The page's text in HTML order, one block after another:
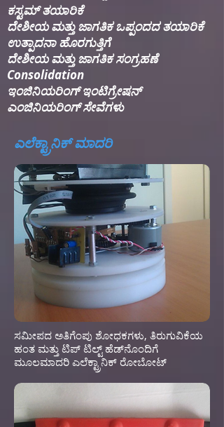
ಕಸ್ಟಮ್ ತಯಾರಿಕೆ
ದೇಶೀಯ ಮತ್ತು ಜಾಗತಿಕ ಒಪ್ಪಂದದ ತಯಾರಿಕೆ
ಉತ್ಪಾದನಾ ಹೊರಗುತ್ತಿಗೆ
ದೇಶೀಯ ಮತ್ತು ಜಾಗತಿಕ ಸಂಗ್ರಹಣೆ
Consolidation​
ಇಂಜಿನಿಯರಿಂಗ್ ಇಂಟಿಗ್ರೇಷನ್​
ಎಂಜಿನಿಯರಿಂಗ್ ಸೇವೆಗಳು
ಎಲೆಕ್ಟ್ರಾನಿಕ್ ಮಾದರಿ
ಸಮೀಪದ ಅತಿಗೆಂಪು ಶೋಧಕಗಳು, ತಿರುಗುವಿಕೆಯ
ಹಂತ ಮತ್ತು ಟಿಪ್ ಟಿಲ್ಟ್ ಹೆಡ್‌ನೊಂದಿಗೆ
ಮೂಲಮಾದರಿ ಎಲೆಕ್ಟ್ರಾನಿಕ್ ರೋಬೋಟ್